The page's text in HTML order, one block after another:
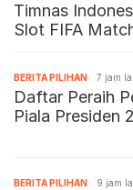
Timnas
Slot FIFA
BERITA PILIHAN 7 jam
Daftar Peraih
Piala Presiden
BERITA PILIHAN 9 jam